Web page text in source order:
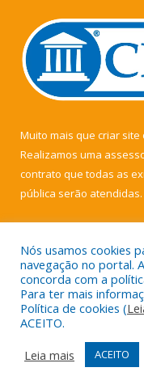
Muito mais que criar site
Realizamos uma
contrato que todas as
pública serão atendidas.
Todos os direitos
Mapa do Site
Acessar Webmail
Nós usamos cookies
navegação no portal.
concorda com a
Para ter mais
Política de cookies (
ACEITO.
Leia mais
ACEITO